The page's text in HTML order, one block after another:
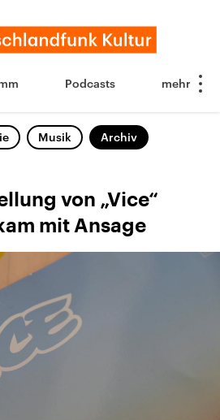
Podcasts
Musik Archiv
von „Vice“
mit Ansage